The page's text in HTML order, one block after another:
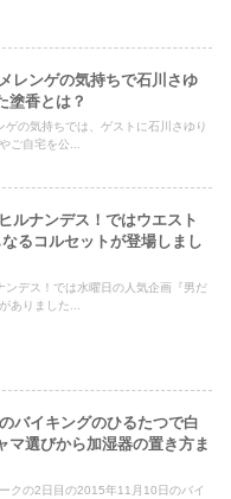
レンゲの気持ちで石川さゆ
塗香とは？
の気持ちでは、ゲストに石川さゆり
ご自宅を公...
ルナンデス！ではウエスト
るコルセットが登場しまし
デス！では水曜日の人気企画『男だ
ありました...
バイキングのひるたつで白
マ選びから加湿器の置き方ま
クの2日目の2015年11月10日のバイ